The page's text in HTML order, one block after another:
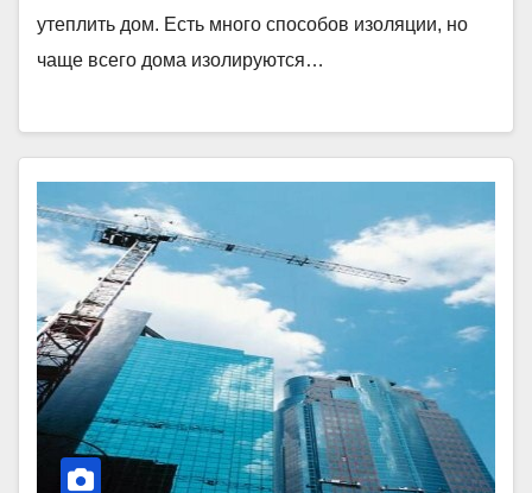
утеплить дом. Есть много способов изоляции, но
чаще всего дома изолируются…